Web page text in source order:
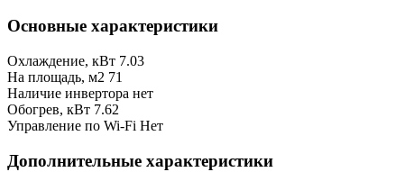
Основные характеристики
Охлаждение, кВт 7.03
На площадь, м2 71
Наличие инвертора нет
Обогрев, кВт 7.62
Управление по Wi-Fi Нет
Дополнительные характеристики